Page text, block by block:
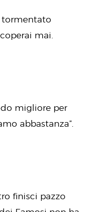
tormentato
mai.
migliore per
abbastanza”.
finisci pazzo